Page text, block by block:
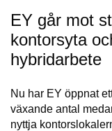
EY går mot
kontorsyta
hybridarbete
Nu har EY öppnat
växande antal
nyttja